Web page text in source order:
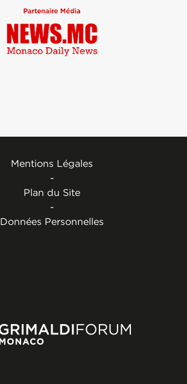
Mentions Légales
-
Plan du Site
-
Données Personnelles